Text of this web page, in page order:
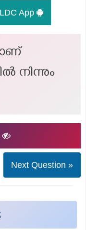
App
നിന്നും
Next Question »